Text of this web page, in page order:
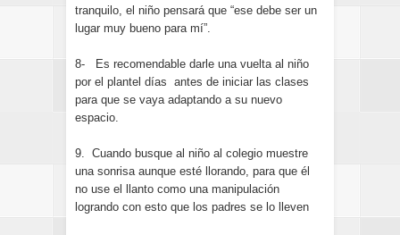
tranquilo, el niño pensará que “ese debe ser un
lugar muy bueno para mí”.
8- Es recomendable darle una vuelta al niño
por el plantel días antes de iniciar las clases
para que se vaya adaptando a su nuevo
espacio.
9. Cuando busque al niño al colegio muestre
una sonrisa aunque esté llorando, para que él
no use el llanto como una manipulación
logrando con esto que los padres se lo lleven